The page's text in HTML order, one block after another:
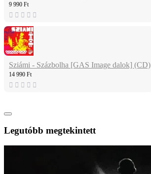
9 990 Ft
Sziámi - Százbolha [GAS Image dalok] (CD)
14 990 Ft
Legutóbb megtekintett